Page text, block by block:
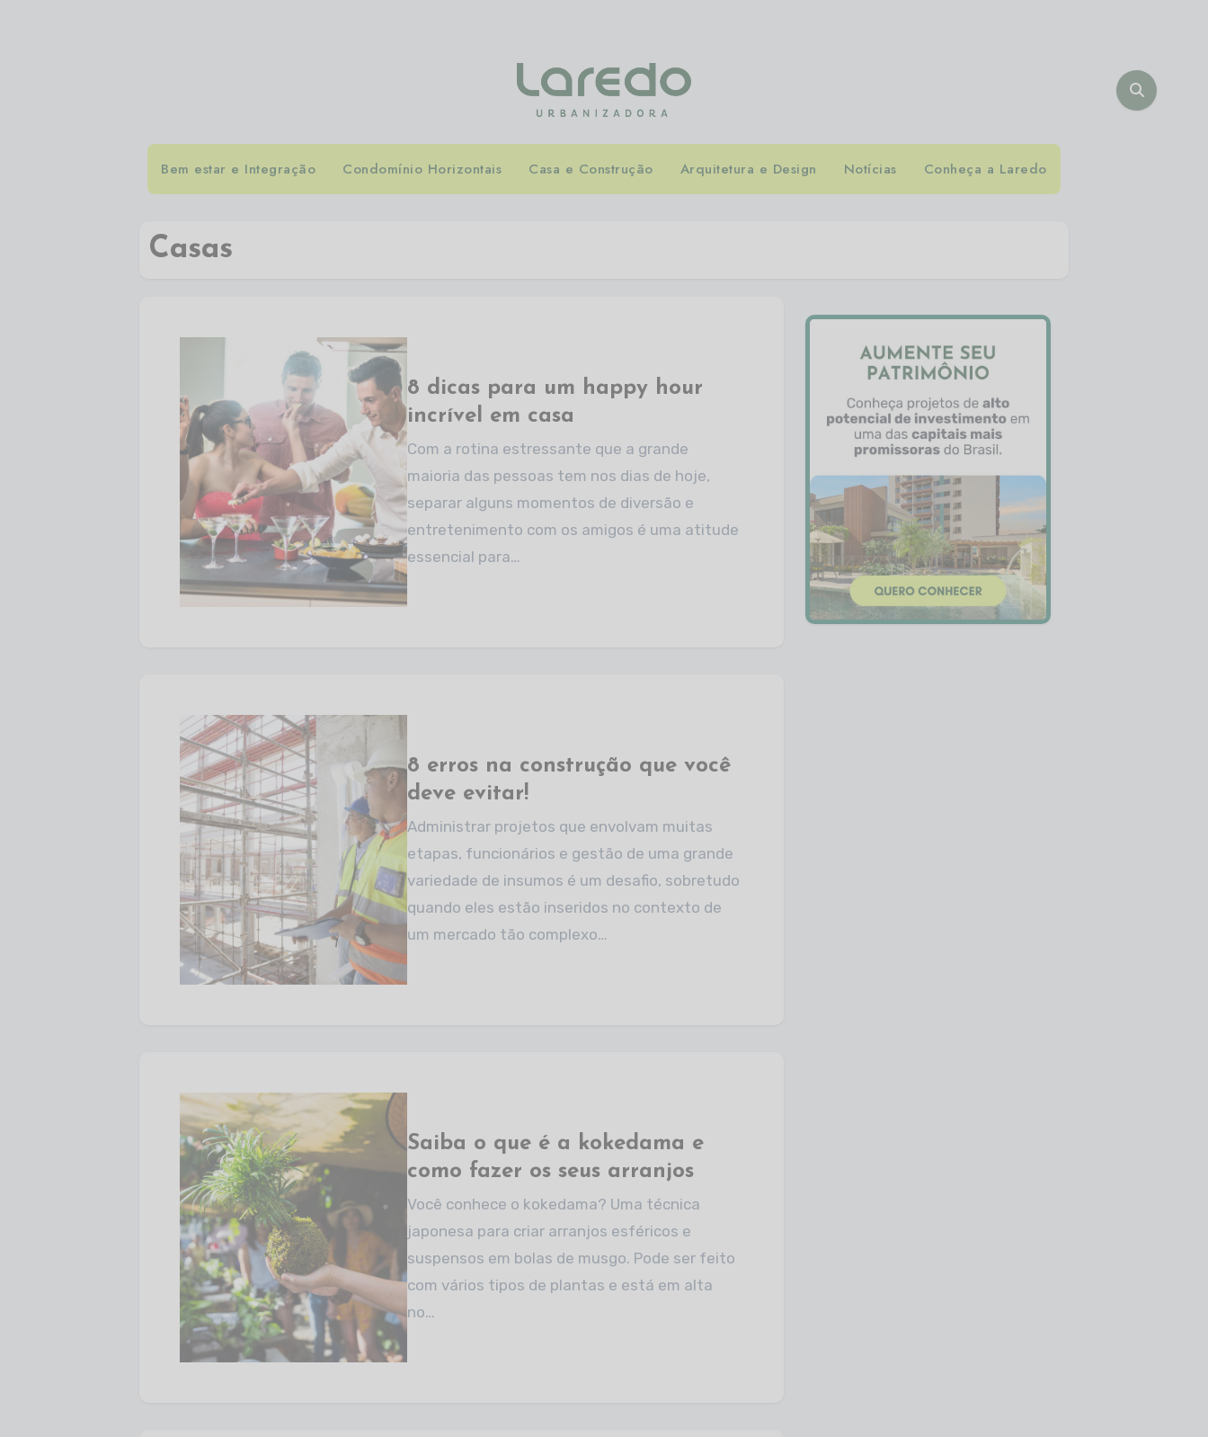
Bem estar e Integração Condomínio Horizontais Casa e Construção Arquitetura e Design Notícias Conheça a Laredo
Casas
8 dicas para um happy hour
incrível em casa
Com a rotina estressante que a grande
maioria das pessoas tem nos dias de hoje,
separar alguns momentos de diversão e
entretenimento com os amigos é uma atitude
essencial para…
8 erros na construção que você
deve evitar!
Administrar projetos que envolvam muitas
etapas, funcionários e gestão de uma grande
variedade de insumos é um desafio, sobretudo
quando eles estão inseridos no contexto de
um mercado tão complexo…
Saiba o que é a kokedama e
como fazer os seus arranjos
Você conhece o kokedama? Uma técnica
japonesa para criar arranjos esféricos e
suspensos em bolas de musgo. Pode ser feito
com vários tipos de plantas e está em alta
no…